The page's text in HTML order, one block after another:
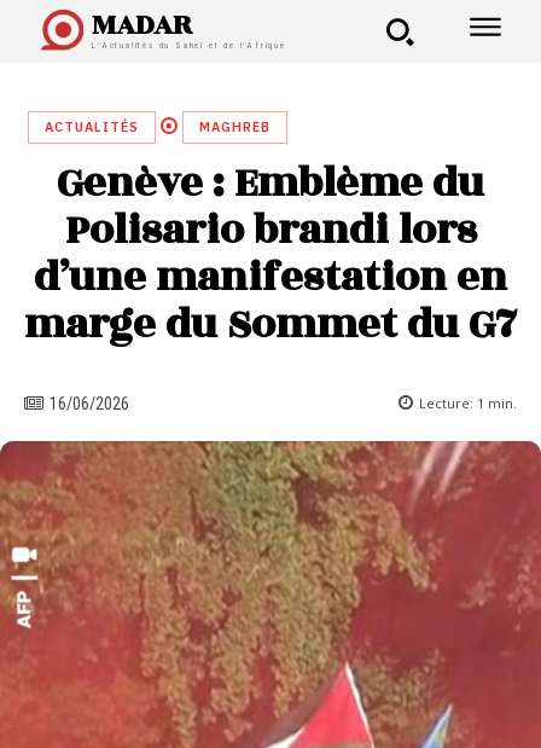
MADAR
L'Actualités du Sahel et de l'Afrique
ACTUALITÉS MAGHREB
Genève : Emblème du
Polisario brandi lors
d’une manifestation en
marge du Sommet du G7
16/06/2026 Lecture: 1 min.